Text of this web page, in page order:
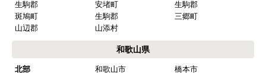
生駒郡
安堵町
生駒郡
斑鳩町
生駒郡
三郷町
山辺郡
山添村
和歌山県
北部 和歌山市
橋本市